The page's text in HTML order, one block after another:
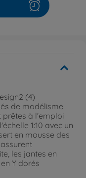
(4)
de modélisme
prêtes à l'emploi
1:10 avec un
en mousse des
les jantes en
Y dorés